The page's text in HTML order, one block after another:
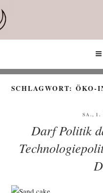
Inhalt
springen
SCHLAGWORT:ÖKO-
SA., 1.
Darf Politik